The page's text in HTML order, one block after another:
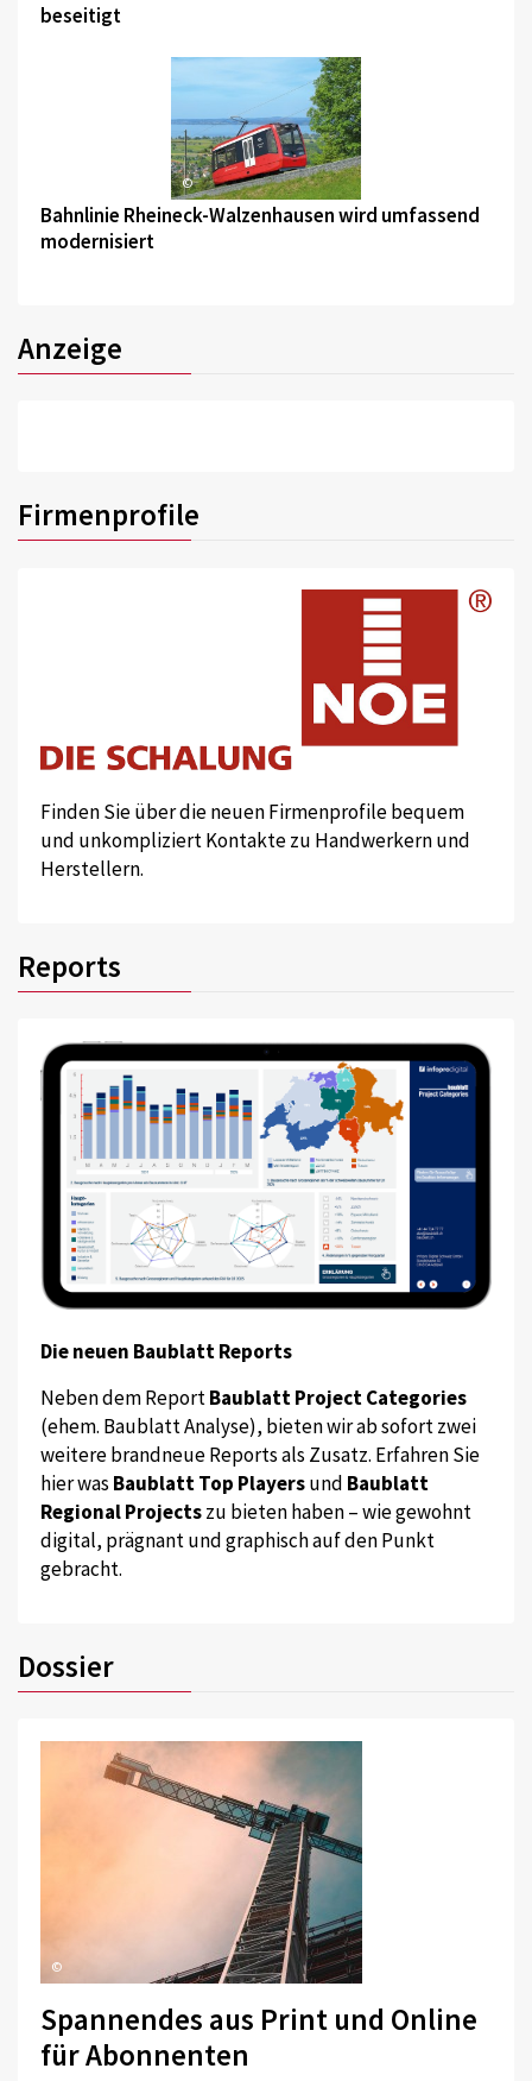
beseitigt
©
Bahnlinie Rheineck-Walzenhausen wird umfassend
modernisiert
Anzeige
Firmenprofile
Finden Sie über die neuen Firmenprofile bequem
und unkompliziert Kontakte zu Handwerkern und
Herstellern.
Reports
Die neuen Baublatt Reports
Neben dem ReportBaublatt Project Categories
(ehem. Baublatt Analyse), bieten wir ab sofort zwei
weitere brandneue Reports als Zusatz. Erfahren Sie
hier was Baublatt Top Playersund Baublatt
Regional Projectszu bieten haben – wie gewohnt
digital, prägnant und graphisch auf den Punkt
gebracht.
Dossier
©
Spannendes aus Print und Online
für Abonnenten